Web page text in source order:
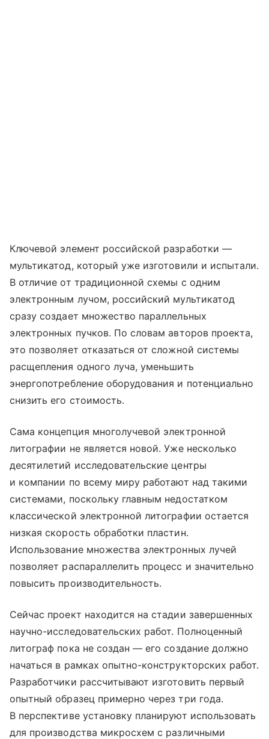
Ключевой элемент российской разработки —
мультикатод, который уже изготовили и испытали.
В отличие от традиционной схемы с одним
электронным лучом, российский мультикатод
сразу создает множество параллельных
электронных пучков. По словам авторов проекта,
это позволяет отказаться от сложной системы
расщепления одного луча, уменьшить
энергопотребление оборудования и потенциально
снизить его стоимость.
Сама концепция многолучевой электронной
литографии не является новой. Уже несколько
десятилетий исследовательские центры
и компании по всему миру работают над такими
системами, поскольку главным недостатком
классической электронной литографии остается
низкая скорость обработки пластин.
Использование множества электронных лучей
позволяет распараллелить процесс и значительно
повысить производительность.
Сейчас проект находится на стадии завершенных
научно-исследовательских работ. Полноценный
литограф пока не создан — его создание должно
начаться в рамках опытно-конструкторских работ.
Разработчики рассчитывают изготовить первый
опытный образец примерно через три года.
В перспективе установку планируют использовать
для производства микросхем с различными